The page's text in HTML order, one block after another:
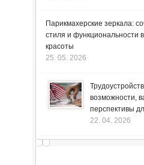
Парикмахерские зеркала:
стиля и функциональности
красоты
25. 05. 2026
возможности,
перспективы
22. 04. 2026